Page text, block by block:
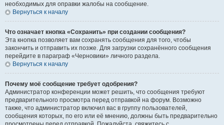
необходимых для оправки жалобы на сообщение.
Вернуться к началу
Что означает кнопка «Сохранить» при создании сообщения?
Эта кнопка позволяет вам сохранять сообщения для того, чтобы
закончить и отправить их позже. Для загрузки сохранённого сообщения
перейдите в параграф «Черновики» личного раздела.
Вернуться к началу
Почему моё сообщение требует одобрения?
Администратор конференции может решить, что сообщения требуют
предварительного просмотра перед отправкой на форум. Возможно
также, что администратор включил вас в группу пользователей,
сообщения которых, по его или её мнению, должны быть предварительно